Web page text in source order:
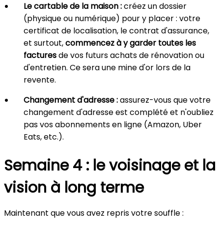
Le cartable de la maison :créez un dossier
(physique ou numérique) pour y placer : votre
certificat de localisation, le contrat d'assurance,
et surtout,commencez à y garder toutes les
facturesde vos futurs achats de rénovation ou
d'entretien. Ce sera une mine d'or lors de la
revente.
Changement d'adresse :assurez-vous que votre
changement d'adresse est complété et n'oubliez
pas vos abonnements en ligne (Amazon, Uber
Eats, etc.).
Semaine 4 : le voisinage et la
vision à long terme
Maintenant que vous avez repris votre souffle :